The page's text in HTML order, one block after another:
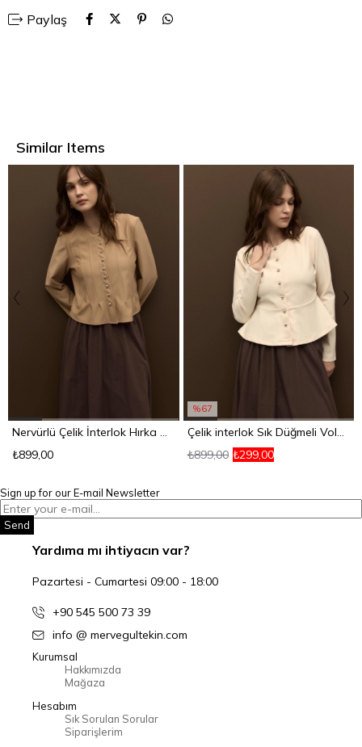
Paylaş
Similar Items
Nervürlü Çelik İnterlok Hırka Devet Tüyü
₺899,00
%67
Çelik interlok Sık Düğmeli Volanlı Hırka Krem
₺299,00
₺899,00
Sign up for our E-mail Newsletter
Send
Yardıma mı ihtiyacın var?
Pazartesi - Cumartesi 09:00 - 18:00
+90 545 500 73 39
info @ mervegultekin.com
Kurumsal
Hakkımızda
Mağaza
Hesabım
Sık Sorulan Sorular
Siparişlerim